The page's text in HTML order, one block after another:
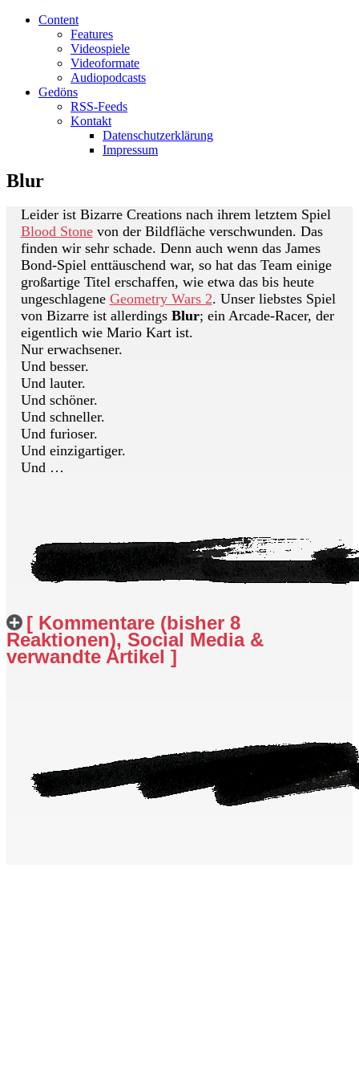
Content
Features
Videospiele
Videoformate
Audiopodcasts
Gedöns
RSS-Feeds
Kontakt
Datenschutzerklärung
Impressum
Blur
Leider ist Bizarre Creations nach ihrem letztem Spiel
Blood Stonevon der Bildfläche verschwunden. Das
finden wir sehr schade. Denn auch wenn das James
Bond-Spiel enttäuschend war, so hat das Team einige
großartige Titel erschaffen, wie etwa das bis heute
ungeschlagene Geometry Wars 2. Unser liebstes Spiel
von Bizarre ist allerdings Blur; ein Arcade-Racer, der
eigentlich wie Mario Kart ist.
Nur erwachsener.
Und besser.
Und lauter.
Und schöner.
Und schneller.
Und furioser.
Und einzigartiger.
Und …
[ Kommentare (bisher 8
Reaktionen), Social Media &
verwandte Artikel ]